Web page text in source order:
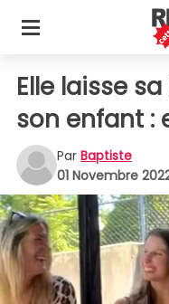
Elle laisse
son enfant :
Par Baptiste
01 Novembre